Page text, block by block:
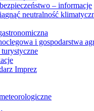
i gospodarstwa
Imprez
sprawę w urzędzie